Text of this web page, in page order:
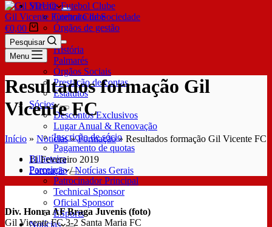
SDUQ
Contrato de Sociedade
Órgãos de gestão
Clube
História
Palmarés
Órgãos Sociais
Prestação de contas
Estatutos
Sócios
Descontos Exclusivos
Lugar Anual & Renovação
Inscrição de sócio
Pagamento de quotas
Bilheteira
Parceiros
Patrocinador Principal
Technical Sponsor
Oficial Sponsor
ESports
Notícias
Gil Vicente Futebol Clube
€0,00
Pesquisar
Menu
Resultados formação Gil
Vicente FC
Início » Notícias»Formação» Resultados formação Gil Vicente FC
11 Fevereiro 2019
Formação/Notícias Gerais
Div. Honra AF Braga Juvenis (foto)
Gil Vicente FC 3-2 Santa Maria FC